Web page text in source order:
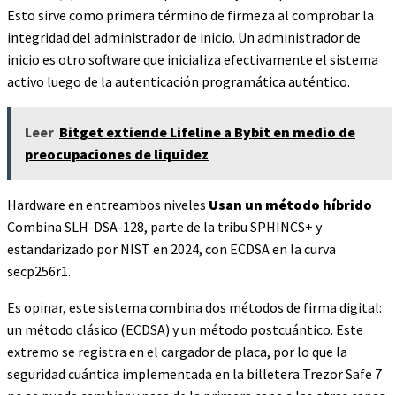
Esto sirve como primera término de firmeza al comprobar la
integridad del administrador de inicio. Un administrador de
inicio es otro software que inicializa efectivamente el sistema
activo luego de la autenticación programática auténtico.
Leer Bitget extiende Lifeline a Bybit en medio de
preocupaciones de liquidez
Hardware en entreambos niveles Usan un método híbrido
Combina SLH-DSA-128, parte de la tribu SPHINCS+ y
estandarizado por NIST en 2024, con ECDSA en la curva
secp256r1.
Es opinar, este sistema combina dos métodos de firma digital:
un método clásico (ECDSA) y un método postcuántico. Este
extremo se registra en el cargador de placa, por lo que la
seguridad cuántica implementada en la billetera Trezor Safe 7